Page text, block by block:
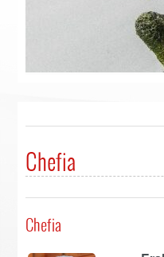
Chefia
Chefia